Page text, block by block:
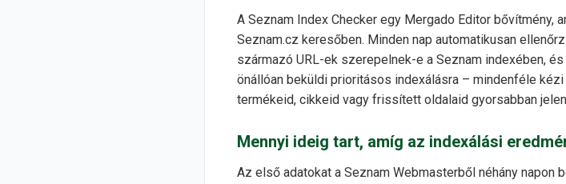
A Seznam Index Checker egy Mergado Editor bővítmény,
Seznam.cz keresőben. Minden nap automatikusan
származó URL-ek szerepelnek-e a Seznam indexében,
önállóan beküldi prioritásos indexálásra – mindenféle
termékeid, cikkeid vagy frissített oldalaid gyorsabban
Mennyi ideig tart, amíg az indexálási
Az első adatokat a Seznam Webmasterből néhány napon